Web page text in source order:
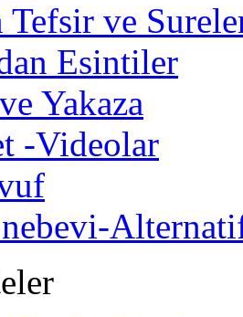
ve
Esintiler
Yakaza
-Videolar
nebevi-